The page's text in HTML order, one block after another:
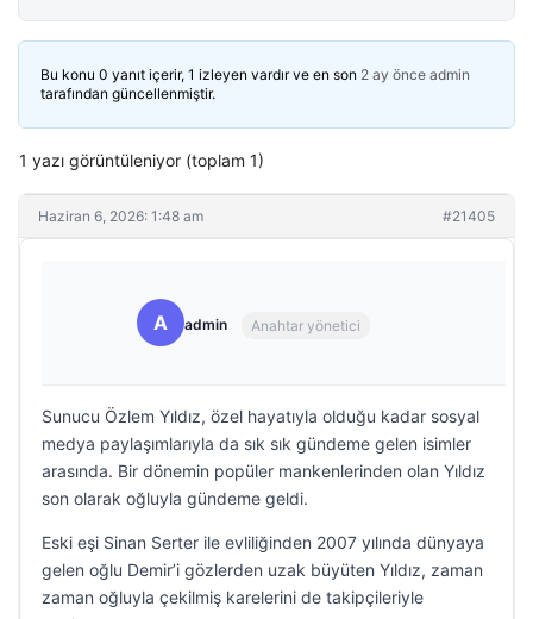
Bu konu 0 yanıt içerir, 1 izleyen vardır ve en son 2 ay önce admin
tarafından güncellenmiştir.
1 yazı görüntüleniyor (toplam 1)
Haziran 6, 2026: 1:48 am #21405
A admin Anahtar yönetici
Sunucu Özlem Yıldız, özel hayatıyla olduğu kadar sosyal
medya paylaşımlarıyla da sık sık gündeme gelen isimler
arasında. Bir dönemin popüler mankenlerinden olan Yıldız
son olarak oğluyla gündeme geldi.
Eski eşi Sinan Serter ile evliliğinden 2007 yılında dünyaya
gelen oğlu Demir’i gözlerden uzak büyüten Yıldız, zaman
zaman oğluyla çekilmiş karelerini de takipçileriyle